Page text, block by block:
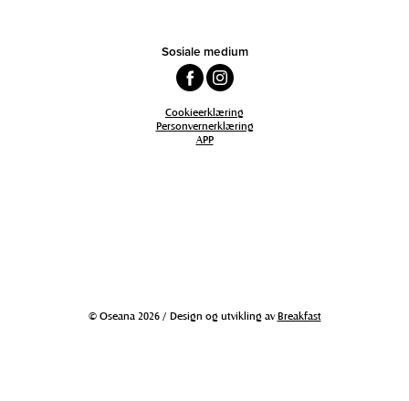
Sosiale medium
Cookieerklæring
Personvernerklæring
APP
© Oseana 2026 / Design og utvikling avBreakfast